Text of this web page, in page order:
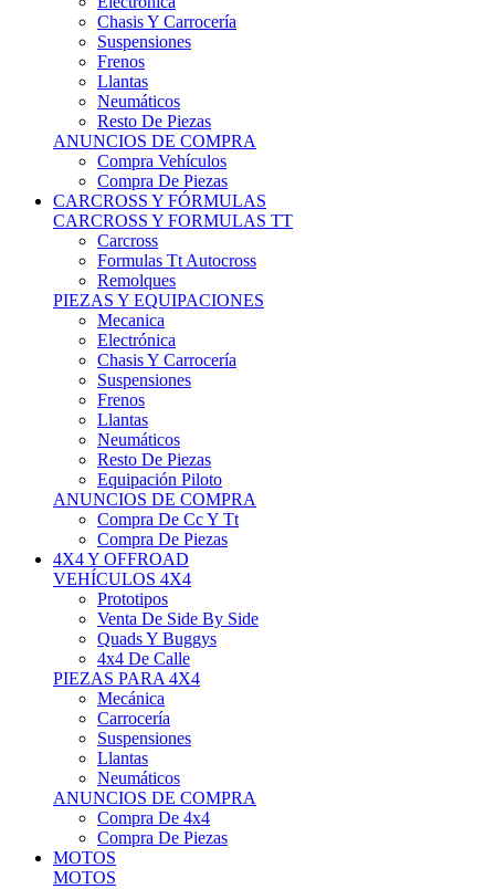
Suspensiones
Frenos
Llantas
Neumáticos
Resto De Piezas
ANUNCIOS DE COMPRA
Compra Vehículos
Compra De Piezas
CARCROSS Y FÓRMULAS
CARCROSS Y FORMULAS TT
Carcross
Formulas Tt Autocross
Remolques
PIEZAS Y EQUIPACIONES
Mecanica
Electrónica
Chasis Y Carrocería
Suspensiones
Frenos
Llantas
Neumáticos
Resto De Piezas
Equipación Piloto
ANUNCIOS DE COMPRA
Compra De Cc Y Tt
Compra De Piezas
4X4 Y OFFROAD
VEHÍCULOS 4X4
Prototipos
Venta De Side By Side
Quads Y Buggys
4x4 De Calle
PIEZAS PARA 4X4
Mecánica
Carrocería
Suspensiones
Llantas
Neumáticos
ANUNCIOS DE COMPRA
Compra De 4x4
Compra De Piezas
MOTOS
MOTOS
Motos De Circuito